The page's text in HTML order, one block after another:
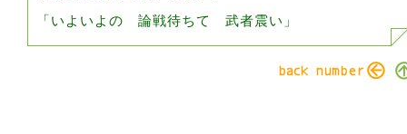
「いよいよの 論戦待ちて 武者震い」